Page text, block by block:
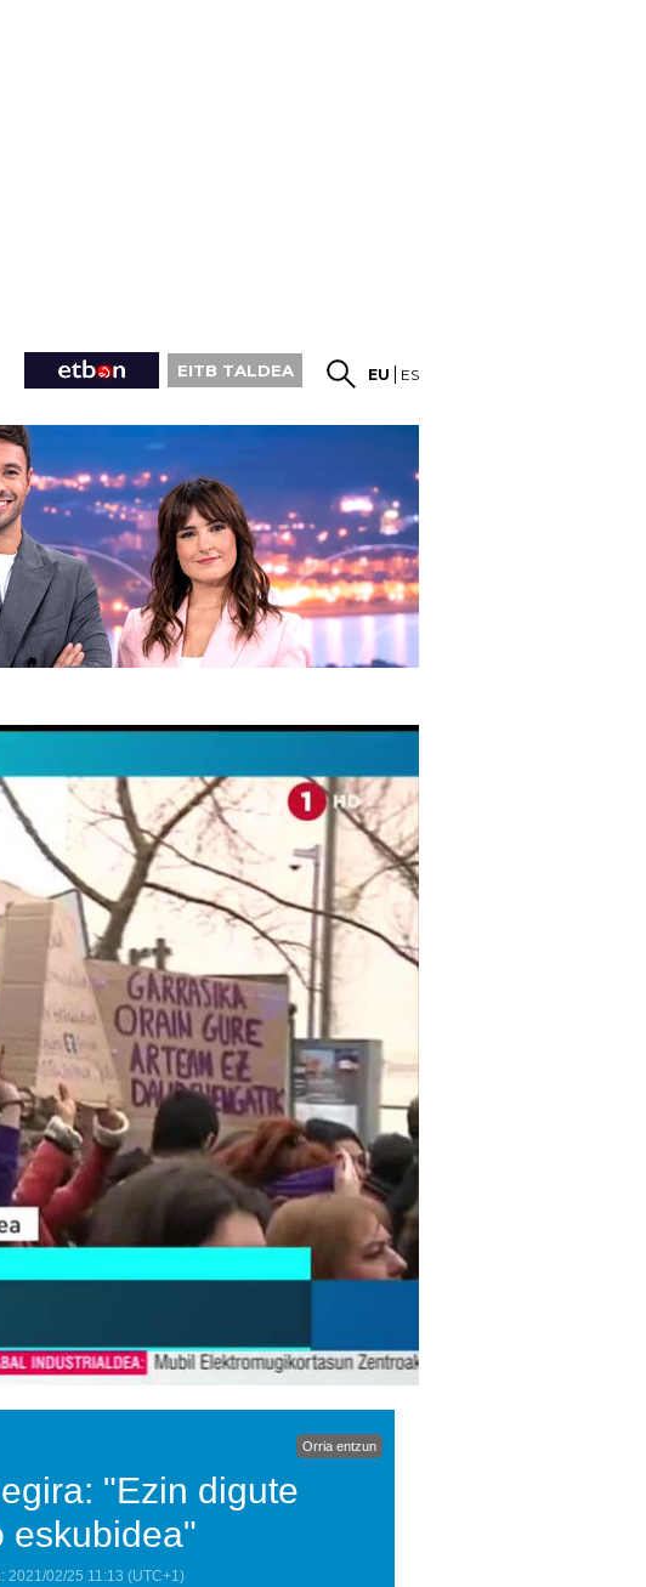
EITB TALDEA EU ES
Orria entzun
"Ezin digute
eskubidea"
2021/02/25 11:13 (UTC+1)